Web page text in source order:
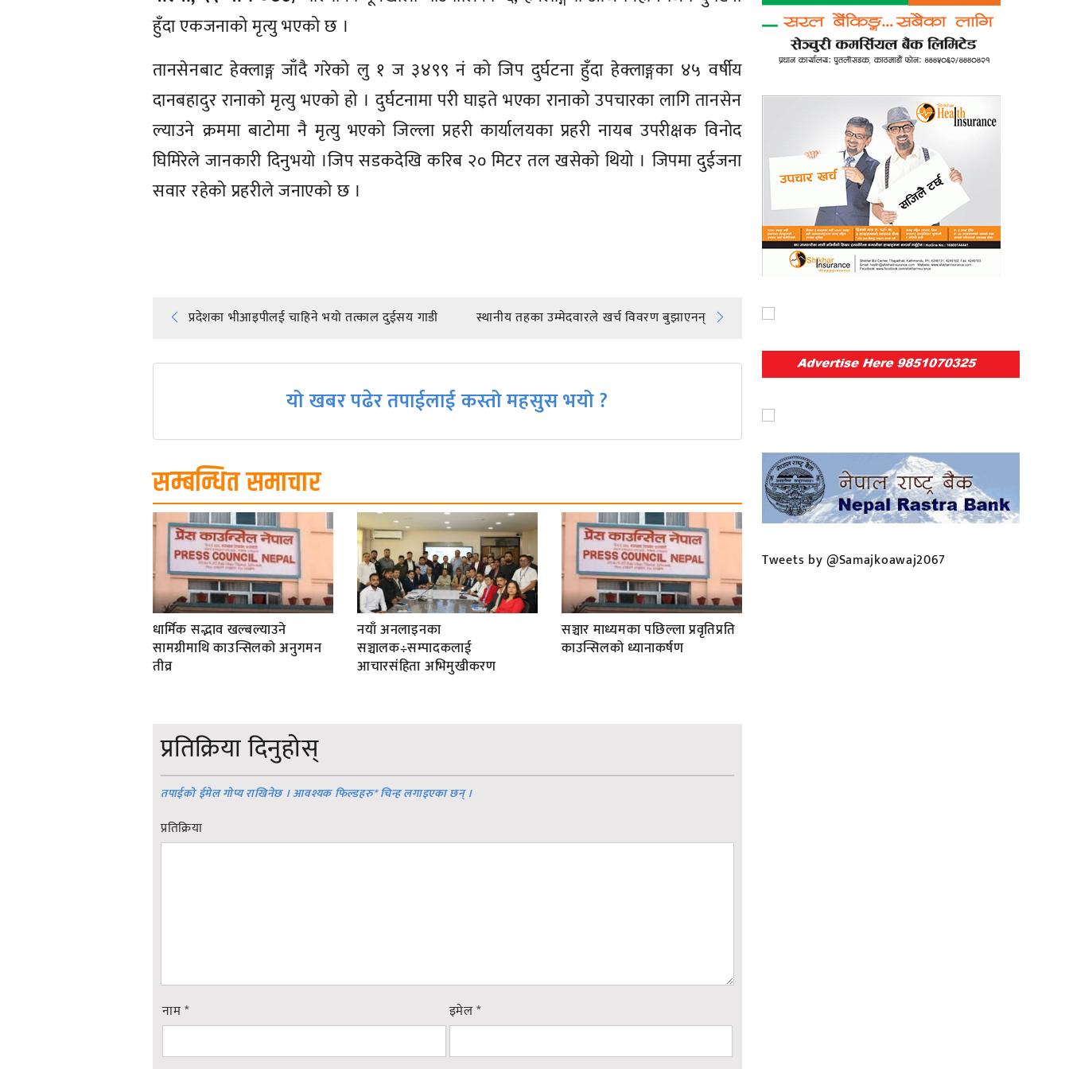
हुँदा एकजनाको मृत्यु भएको छ ।
तानसेनबाट हेक्लाङ्ग जाँदै गरेको लु १ ज ३४९९ नं को जिप दुर्घटना हुँदा हेक्लाङ्गका ४५ वर्षीय
दानबहादुर रानाको मृत्यु भएको हो । दुर्घटनामा परी घाइते भएका रानाको उपचारका लागि तानसेन
ल्याउने क्रममा बाटोमा नै मृत्यु भएको जिल्ला प्रहरी कार्यालयका प्रहरी नायब उपरीक्षक विनोद
घिमिरेले जानकारी दिनुभयो ।जिप सडकदेखि करिब २० मिटर तल खसेको थियो । जिपमा दुईजना
सवार रहेको प्रहरीले जनाएको छ ।
Post
navigation
प्रदेशका भीआइपीलई चाहिने भयो तत्काल दुईसय गाडी स्थानीय तहका उम्मेदवारले खर्च विवरण बुझाएनन्
यो खबर पढेर तपाईलाई कस्तो महसुस भयो ?
सम्बन्धित समाचार
धार्मिक सद्भाव खल्बल्याउने
सामग्रीमाथि काउन्सिलको अनुगमन
तीव्र
नयाँ अनलाइनका
सञ्चालक÷सम्पादकलाई
आचारसंहिता अभिमुखीकरण
सञ्चार माध्यमका पछिल्ला प्रवृतिप्रति
काउन्सिलको ध्यानाकर्षण
प्रतिक्रिया दिनुहोस्
तपाईको ईमेल गोप्य राखिनेछ । आवश्यक फिल्डहरु*चिन्ह लगाइएका छन् ।
प्रतिक्रिया
नाम* इमेल*
Tweets by @Samajkoawaj2067